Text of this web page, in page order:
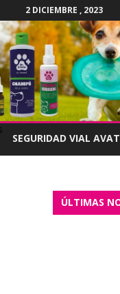
2 DICIEMBRE , 2023
SEGURIDAD VIAL
ÚLTIMAS